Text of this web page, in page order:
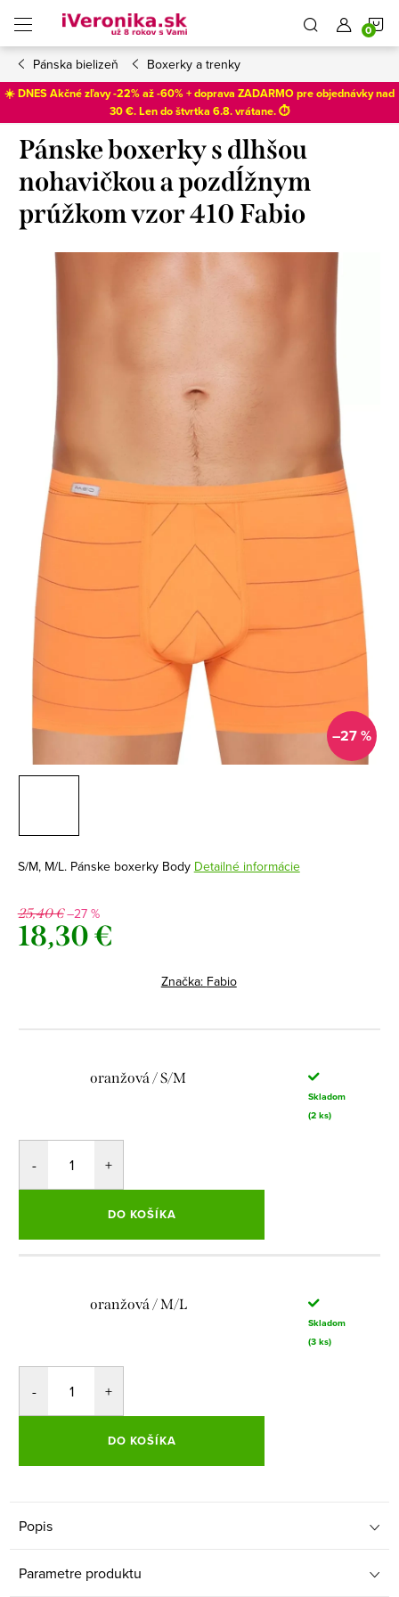
obsah
Pánska bielizeň Boxerky a trenky
☀️ DNES Akčné zľavy -22% až -60% + doprava ZADARMO pre objednávky nad
30 €. Len doštvrtka 6.8. vrátane. ⏱️
Pánske boxerky s dlhšou
nohavičkou a pozdĺžnym
prúžkom vzor 410 Fabio
–27 %
S/M, M/L. Pánske boxerky Body Detailné informácie
25,40 €–27 %
18,30 €
Značka: Fabio
oranžová / S/M
Skladom
(2 ks)
DO KOŠÍKA
oranžová / M/L
Skladom
(3 ks)
DO KOŠÍKA
Popis
Parametre produktu